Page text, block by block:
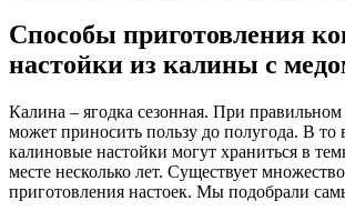
Способы приготовления
настойки из калины с
Калина – ягодка сезонная. При
может приносить пользу до полугода. В то
калиновые настойки могут храниться в
месте несколько лет. Существует
приготовления настоек. Мы подобрали